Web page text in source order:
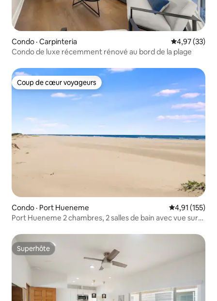
Condo · Carpinteria Note
4,97 (33)
Condo de luxe récemment rénové au bord de la plage
Coup de cœur voyageurs
Coup de cœur voyageurs
Condo · Port Hueneme Note
4,91 (155)
Port Hueneme 2 chambres, 2 salles de bain avec vue sur
Superhôte
Superhôte